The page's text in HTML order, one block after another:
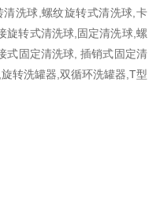
洗球,螺纹旋转式清洗球,卡
旋转式清洗球,固定清洗球,螺
式固定清洗球, 插销式固定清
转洗罐器,双循环洗罐器,T型